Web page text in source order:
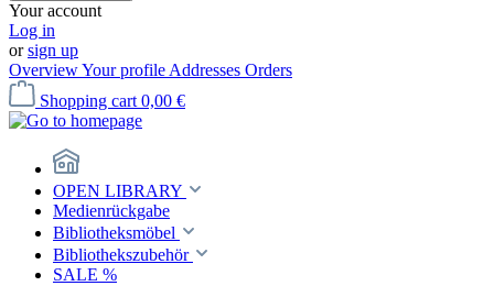
Your account
Log in
orsign up
OverviewYour profile Addresses Orders
Shopping cart 0,00 €
OPEN LIBRARY
Medienrückgabe
Bibliotheksmöbel
Bibliothekszubehör
SALE %